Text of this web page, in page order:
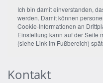
Ich bin damit einverstanden,
werden. Damit können
Cookie-Informationen an
Einstellung kann auf der Seite
(siehe Link im Fußbereich)
Kontakt